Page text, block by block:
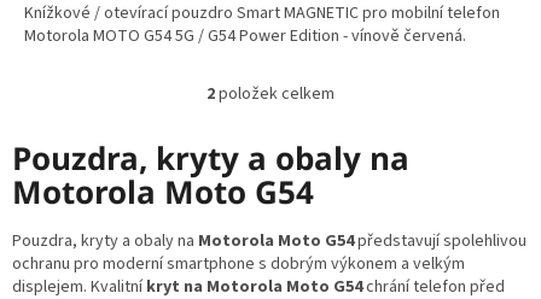
Knížkové / otevírací pouzdro Smart MAGNETIC pro mobilní telefon
Motorola MOTO G54 5G / G54 Power Edition - vínově červená.
O
á
d
c
í
p
2položek celkem
Pouzdra, kryty a obaly na
Motorola Moto G54
Pouzdra, kryty a obaly na Motorola Moto G54představují spolehlivou
ochranu pro moderní smartphone s dobrým výkonem a velkým
displejem. Kvalitníkryt na Motorola Moto G54chrání telefon před